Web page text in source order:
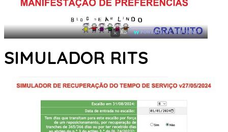
× AD POWERED BY WEFORADS
SIMULADOR RITS